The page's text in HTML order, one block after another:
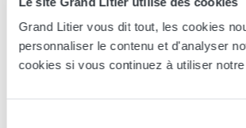
Grand Litier vous dit tout, les cookies
personnaliser le contenu et d'analyser
cookies si vous continuez à utiliser
Nos conseillers spécialistes du bien-être
en lieux de vente afin de vous guider au
technologie, le confort, et les modèles les